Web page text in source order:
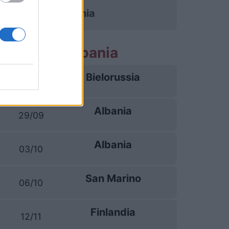
Albania
partite Albania
Bielorussia
29/09 Albania
03/10 Albania
06/10 San Marino
12/11 Finlandia